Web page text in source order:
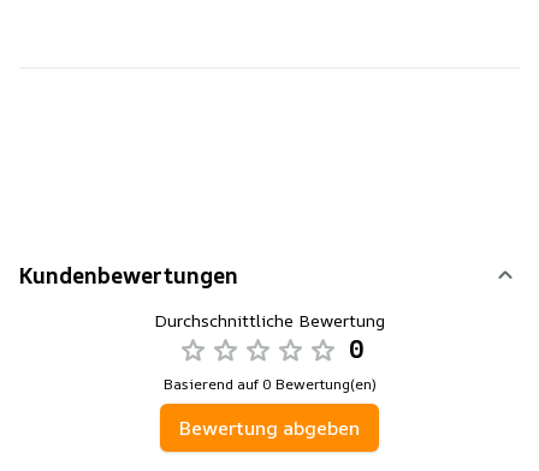
Kundenbewertungen
Durchschnittliche Bewertung
0
Basierend auf 0 Bewertung(en)
Bewertung abgeben